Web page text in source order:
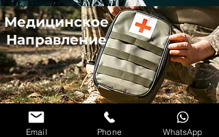
Медицинское
Направление
Email Phone WhatsApp